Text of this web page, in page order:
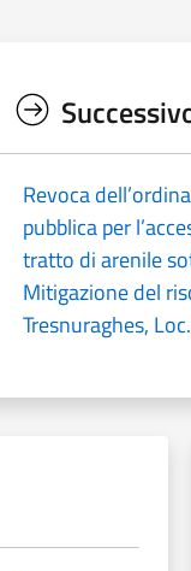
Revoca
pubblica per
tratto di arenile
Mitigazione del
Tresnuraghes,